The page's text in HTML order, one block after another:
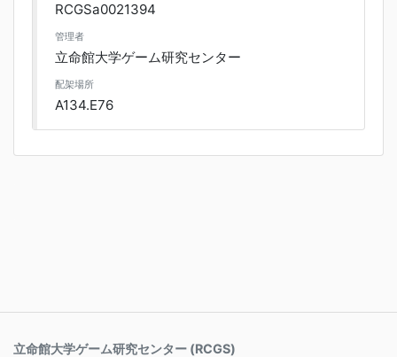
RCGSa0021394
管理者
立命館大学ゲーム研究センター
配架場所
A134.E76
立命館大学ゲーム研究センター (RCGS)